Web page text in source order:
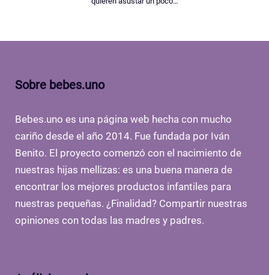
Sobre bebes.uno
Bebes.uno es una página web hecha con mucho
cariño desde el año 2014. Fue fundada por Iván
Benito. El proyecto comenzó con el nacimiento de
nuestras hijas mellizas: es una buena manera de
encontrar los mejores productos infantiles para
nuestras pequeñas. ¿Finalidad? Compartir nuestras
opiniones con todas las madres y padres.